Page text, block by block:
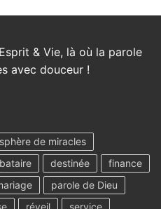
& Vie, là où la parole
avec douceur !
de miracles
destinée
finance
parole de Dieu
réveil
service